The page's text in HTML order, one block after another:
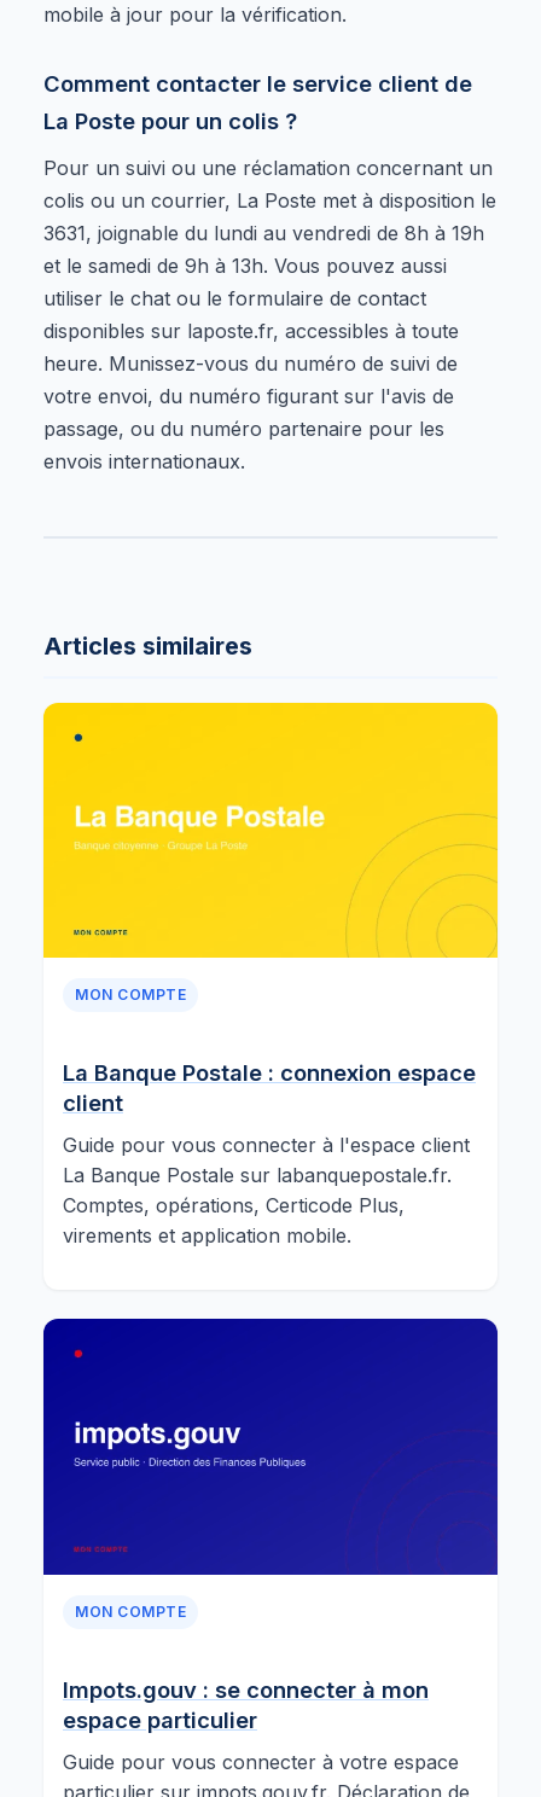
mobile à jour pour la vérification.
Comment contacter le service client de
La Poste pour un colis ?
Pour un suivi ou une réclamation concernant un
colis ou un courrier, La Poste met à disposition le
3631, joignable du lundi au vendredi de 8h à 19h
et le samedi de 9h à 13h. Vous pouvez aussi
utiliser le chat ou le formulaire de contact
disponibles sur laposte.fr, accessibles à toute
heure. Munissez-vous du numéro de suivi de
votre envoi, du numéro figurant sur l'avis de
passage, ou du numéro partenaire pour les
envois internationaux.
Articles similaires
MON COMPTE
La Banque Postale : connexion espace
client
Guide pour vous connecter à l'espace client
La Banque Postale sur labanquepostale.fr.
Comptes, opérations, Certicode Plus,
virements et application mobile.
MON COMPTE
Impots.gouv : se connecter à mon
espace particulier
Guide pour vous connecter à votre espace
particulier sur impots.gouv.fr. Déclaration de